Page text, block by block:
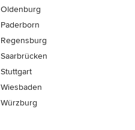
Oldenburg
Paderborn
Regensburg
Saarbrücken
Stuttgart
Wiesbaden
Würzburg